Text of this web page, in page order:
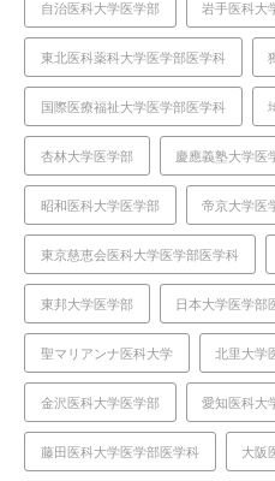
自治医科大学医学部 岩手医科大
東北医科薬科大学医学部医学科
国際医療福祉大学医学部医学科
杏林大学医学部 慶應義塾大学医
昭和医科大学医学部 帝京大学医
東京慈恵会医科大学医学部医学科
東邦大学医学部 日本大学医学部
聖マリアンナ医科大学 北里大学
金沢医科大学医学部 愛知医科大
藤田医科大学医学部医学科 大阪